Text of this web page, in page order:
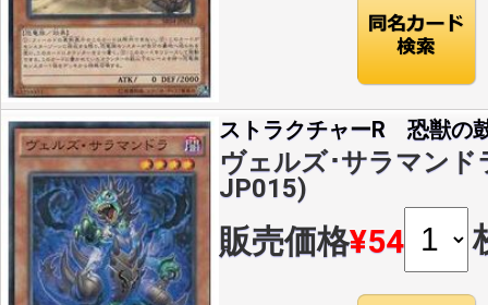
ストラクチャーR 恐獣の
ヴェルズ･サラマンド
JP015)
販売価格¥54